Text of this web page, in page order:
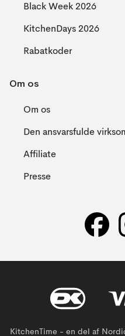
Black Week 2026
KitchenDays 2026
Rabatkoder
Om os
Om os
Den ansvarsfulde
Affiliate
Presse
KitchenTime - en del af